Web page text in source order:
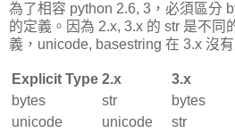
為了相容 python 2.6, 3，必須區分
的定義。因為 2.x, 3.x 的 str 是不同
義，unicode, basestring 在 3.x 沒有
Explicit Type 2.x
3.x
bytes
str
bytes
unicode
unicode
str